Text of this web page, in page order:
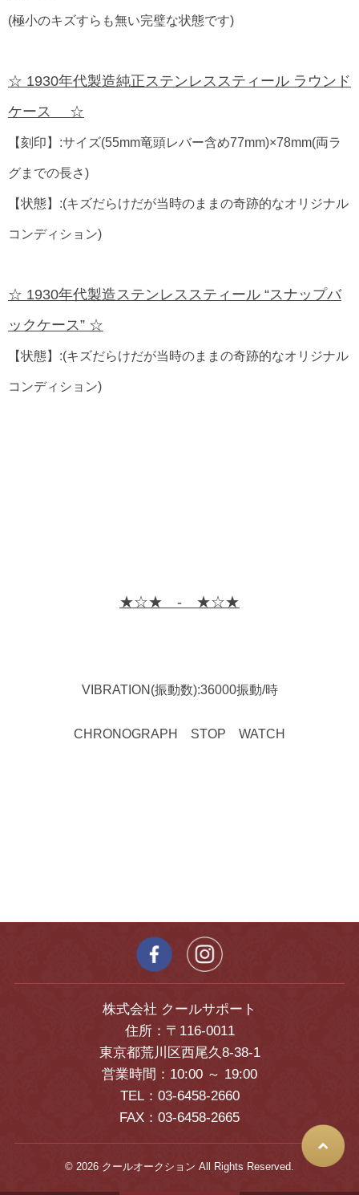
(極小のキズすらも無い完璧な状態です)
☆ 1930年代製造純正ステンレススティール ラウンド
ケース ☆
【刻印】:サイズ(55mm竜頭レバー含め77mm)×78mm(両ラ
グまでの長さ)
【状態】:(キズだらけだが当時のままの奇跡的なオリジナル
コンディション)
☆ 1930年代製造ステンレススティール “スナップバ
ックケース” ☆
【状態】:(キズだらけだが当時のままの奇跡的なオリジナル
コンディション)
★☆★ - ★☆★
VIBRATION(振動数):36000振動/時
CHRONOGRAPH STOP WATCH
株式会社 クールサポート
住所：〒116-0011
東京都荒川区西尾久8-38-1
営業時間：10:00 ～ 19:00
TEL：03-6458-2660
FAX：03-6458-2665
© 2026 クールオークション All Rights Reserved.